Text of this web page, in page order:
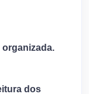
organizada.
dos